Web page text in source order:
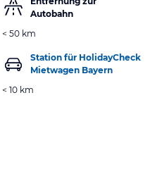
Autobahn
< 50 km
Station für HolidayCheck
Mietwagen Bayern
< 10 km